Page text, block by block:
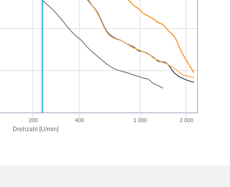
Drehzahl [U/min]
200 400 1 000 2 000